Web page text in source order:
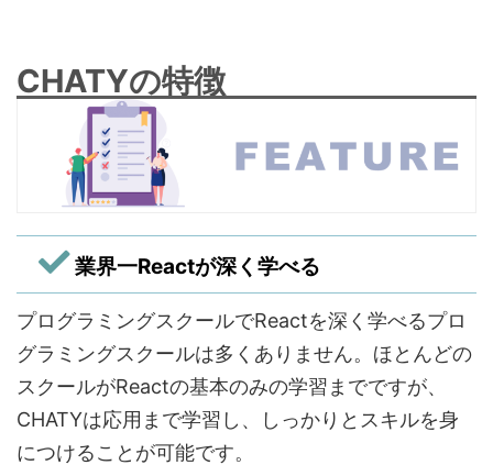
CHATYの特徴
業界一Reactが深く学べる
プログラミングスクールでReactを深く学べるプロ
グラミングスクールは多くありません。ほとんどの
スクールがReactの基本のみの学習までですが、
CHATYは応用まで学習し、しっかりとスキルを身
につけることが可能です。